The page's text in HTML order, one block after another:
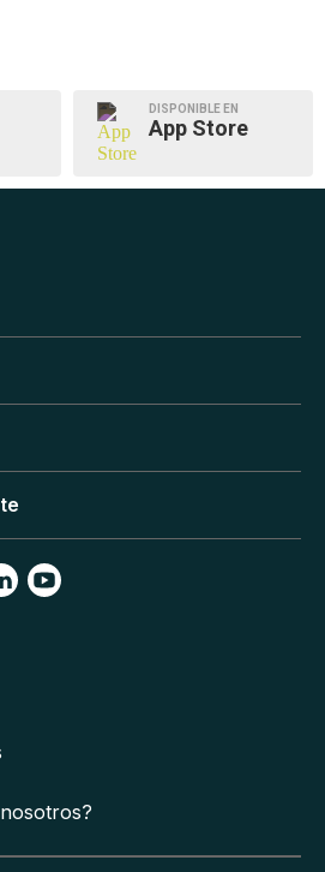
DISPONIBLE EN
App Store